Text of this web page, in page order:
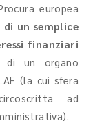
europea
un semplice
finanziari
un organo
(la cui sfera
ad